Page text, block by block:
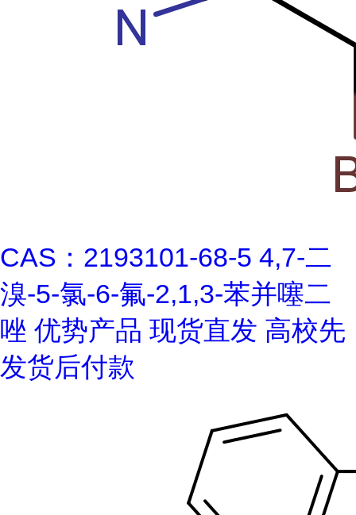
CAS：2193101-68-5 4,7-二
溴-5-氯-6-氟-2,1,3-苯并噻二
唑 优势产品 现货直发 高校先
发货后付款